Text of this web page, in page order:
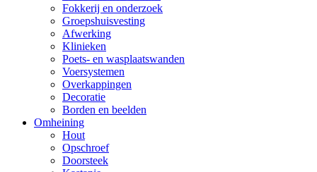
Fokkerij en onderzoek
Groepshuisvesting
Afwerking
Klinieken
Poets- en wasplaatswanden
Voersystemen
Overkappingen
Decoratie
Borden en beelden
Omheining
Hout
Opschroef
Doorsteek